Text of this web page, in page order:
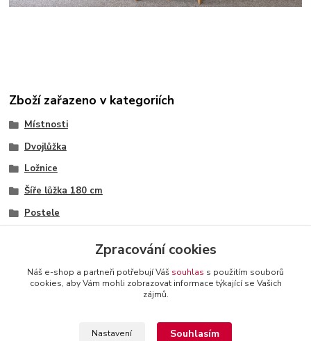
Zboží zařazeno v kategoriích
Místnosti
Dvojlůžka
Ložnice
Šíře lůžka 180 cm
Postele
Obchodní podmínky-Reklamační řád
Zpracování cookies
Náš e-shop a partneři potřebují Váš souhlas s použitím souborů
cookies, aby Vám mohli zobrazovat informace týkající se Vašich
zájmů.
Nastavení Souhlasím